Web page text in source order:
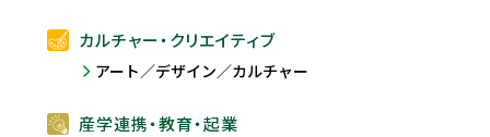
カルチャー・クリエイティブ
アート／デザイン／カルチャー
産学連携・教育・起業